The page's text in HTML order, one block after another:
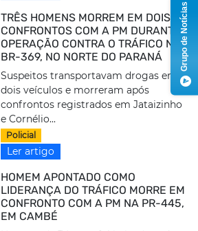
TRÊS HOMENS MORREM EM DOIS
CONFRONTOS COM A PM DURANTE
OPERAÇÃO CONTRA O TRÁFICO NA
BR-369, NO NORTE DO PARANÁ
Suspeitos transportavam drogas em
dois veículos e morreram após
confrontos registrados em Jataizinho
e Cornélio...
Policial
Ler artigo
HOMEM APONTADO COMO
LIDERANÇA DO TRÁFICO MORRE EM
CONFRONTO COM A PM NA PR-445,
EM CAMBÉ
Grupo de Notícias